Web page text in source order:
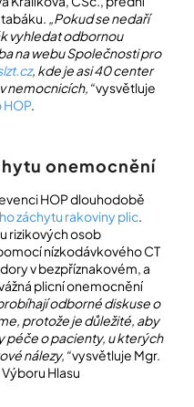
„Pokud se nedaří
vyhledat odbornou
na webu Společnosti pro
, kde je asi 40 center
nemocnicích,“vysvětluje
.
onemocnění
HOP dlouhodobě
záchytu rakoviny plic.
rizikových osob
nízkodávkového CT
v bezpříznakovém, a
plicní onemocnění
odborné diskuse o
protože je důležité, aby
péče o pacienty, u kterých
nálezy,“vysvětluje Mgr.
Hlasu